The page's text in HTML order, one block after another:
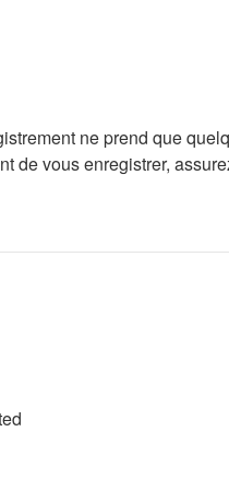
ne prend que
de vous enregistrer,